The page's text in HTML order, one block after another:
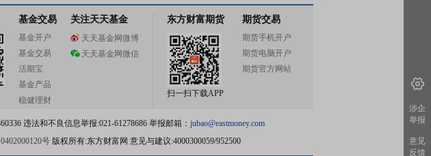
基金交易
基金开户
基金交易
活期宝
基金产品
稳健理财
关注天天基金
天天基金网微博
天天基金网微信
东方财富期货
扫一扫下载APP
期货交易
期货手机开户
期货电脑开户
期货官方网站
违法和不良信息举报:021-61278686 举报邮箱： jubao@eastmoney.com
号版权所有:东方财富网 意见与建议:4000300059/952500
涉企
举报
意见
反馈